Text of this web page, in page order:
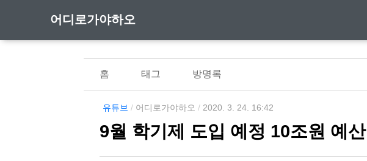
어디로가야하오
홈 태그 방명록
유튜브 / 어디로가야하오 / 2020. 3. 24. 16:42
9월 학기제 도입 예정 10조원 예산